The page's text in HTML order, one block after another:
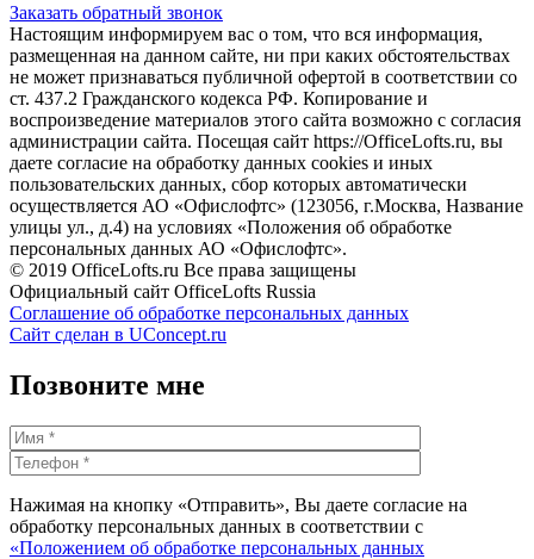
Заказать обратный звонок
Настоящим информируем вас о том, что вся информация,
размещенная на данном сайте, ни при каких обстоятельствах
не может признаваться публичной офертой в соответствии со
ст. 437.2 Гражданского кодекса РФ. Копирование и
воспроизведение материалов этого сайта возможно с согласия
администрации сайта. Посещая сайт https://OfficeLofts.ru, вы
даете согласие на обработку данных cookies и иных
пользовательских данных, сбор которых автоматически
осуществляется АО «Офислофтс» (123056, г.Москва, Название
улицы ул., д.4) на условиях «Положения об обработке
персональных данных АО «Офислофтс».
© 2019 OfficeLofts.ru Все права защищены
Официальный сайт OfficeLofts Russia
Соглашение об обработке персональных данных
Сайт сделан в UConcept.ru
Позвоните мне
Нажимая на кнопку «Отправить», Вы даете согласие на
обработку персональных данных в соответствии с
«Положением об обработке персональных данных